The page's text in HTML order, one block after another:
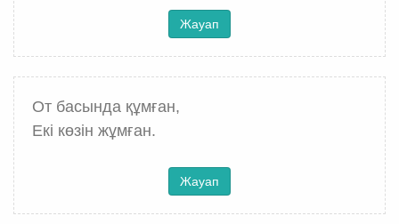
Жауап
От басында құмған,
Екі көзін жұмған.
Жауап